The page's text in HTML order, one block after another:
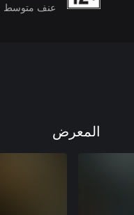
عنف متوسط
المعرض